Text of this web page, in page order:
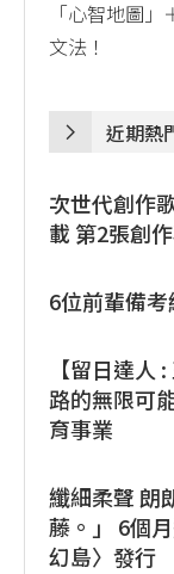
「心智地圖
文法！
近期熱
次世代創作
載 第2張創
6位前輩備
【留日達人
路的無限可
育事業
纖細柔聲 朗
藤。」 6個
幻島〉發行